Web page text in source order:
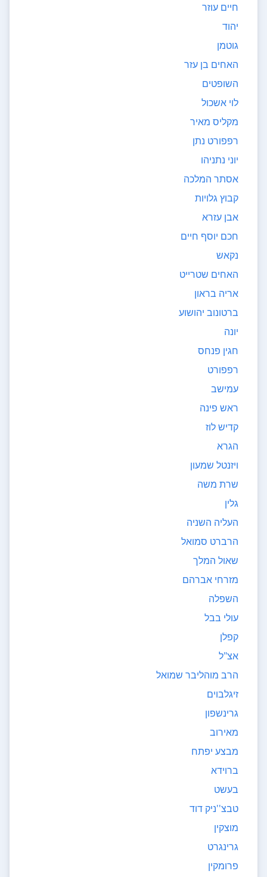
חיים עוזר
יהוד
גוטמן
האחים בן עזר
השופטים
לוי אשכול
מקליס מאיר
רפפורט נתן
יוני נתניהו
אסתר המלכה
קבוץ גלויות
אבן עזרא
חכם יוסף חיים
נקאש
האחים שטרייט
אריה בראון
ברטונוב יהושוע
יונה
חגין פנחס
רפפורט
עמישב
ראש פינה
קדיש לוז
הגרא
ויזנטל שמעון
שרת משה
גלין
העליה השניה
הרברט סמואל
שאול המלך
מזרחי אברהם
השפלה
עולי בבל
קפלן
אצ"ל
הרב מוהליבר שמואל
זיגלבוים
גרינשפון
מאירוב
מבצע יפתח
ברוידא
בעשט
טבצ''ניק דוד
מוצקין
גרינגרט
פרומקין